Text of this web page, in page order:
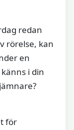
redan
rörelse, kan
en
i din
för